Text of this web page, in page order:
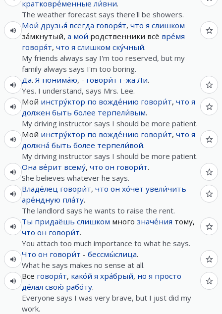
кратковре́менные ли́вни.
The weather forecast says there'll be showers.
Мои́ друзья́ всегда говоря́т, что я слишком
за́мкнутый, а мои́ родственники всё вре́мя
говоря́т, что я слишком ску́чный.
My friends always say I'm too reserved, but my
family always says I'm too boring.
Да. Я понима́ю, - говори́т г-жа Ли.
Yes. I understand, says Mrs. Lee.
Мой инстру́ктор по вожде́нию говори́т, что я
должен быть более терпели́вым.
My driving instructor says I should be more patient.
Мой инстру́ктор по вожде́нию говори́т, что я
должна́ быть более терпели́вой.
My driving instructor says I should be more patient.
Она ве́рит всему́, что он говори́т.
She believes whatever he says.
Владе́лец говори́т, что он хо́чет увели́чить
аре́ндную пла́ту.
The landlord says he wants to raise the rent.
Ты придаёшь слишком много значе́ния тому,
что он говори́т.
You attach too much importance to what he says.
Что он говори́т - бессмы́слица.
What he says makes no sense at all.
Все говоря́т, како́й я хра́брый, но я просто
де́лал свою́ рабо́ту.
Everyone says I was very brave, but I just did my
work.